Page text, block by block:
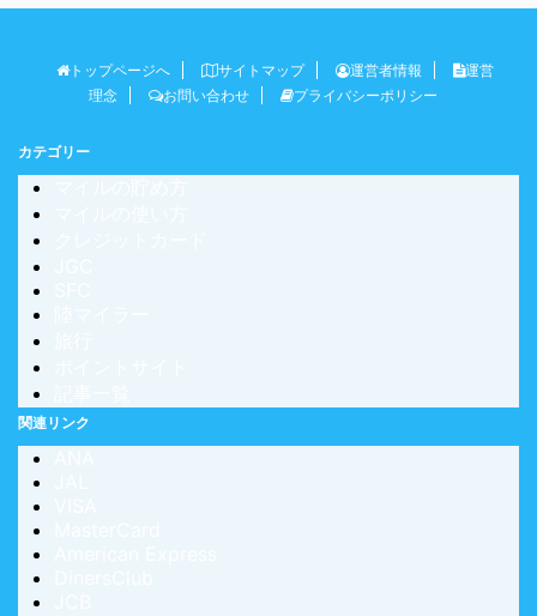
トップページへ サイトマップ 運営者情報
運営
理念
お問い合わせ プライバシーポリシー
カテゴリー
関連リンク